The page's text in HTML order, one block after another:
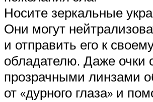
Носите зеркальные
Они могут
и отправить его к
обладателю. Даже очки
прозрачными линзами
от «дурного глаза» и